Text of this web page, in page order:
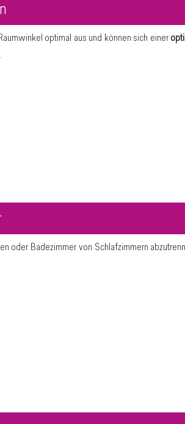
optimal aus und können sich einer
oder Badezimmer von Schlafzimmern